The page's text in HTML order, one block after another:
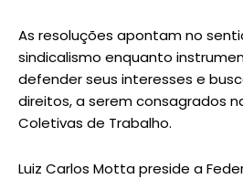
As resoluções apontam no
sindicalismo enquanto
defender seus interesses e
direitos, a serem consagrados
Coletivas de Trabalho.
Luiz Carlos Motta preside a